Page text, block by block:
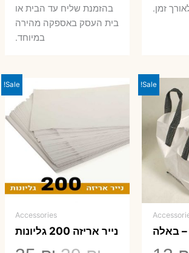
זמן.
בהזמנת שליח עד הבית או
בית העסק באספקה מהירה
במיוחד.
Sale!
– באלה
Sale!
Accessories
נייר אריזה 200 גליונות